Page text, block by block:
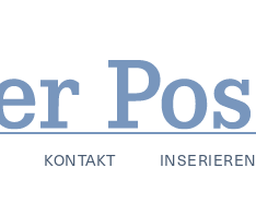
KONTAKT INSERIEREN